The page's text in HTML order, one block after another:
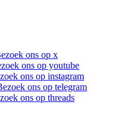
ons op x
ons op youtube
ons op instagram
ons op telegram
ons op threads